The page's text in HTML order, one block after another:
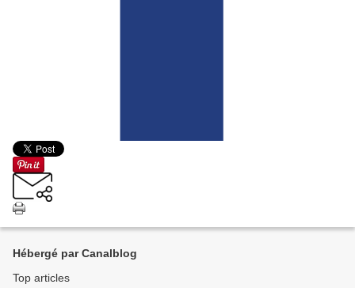
Hébergé par Canalblog
Top articles